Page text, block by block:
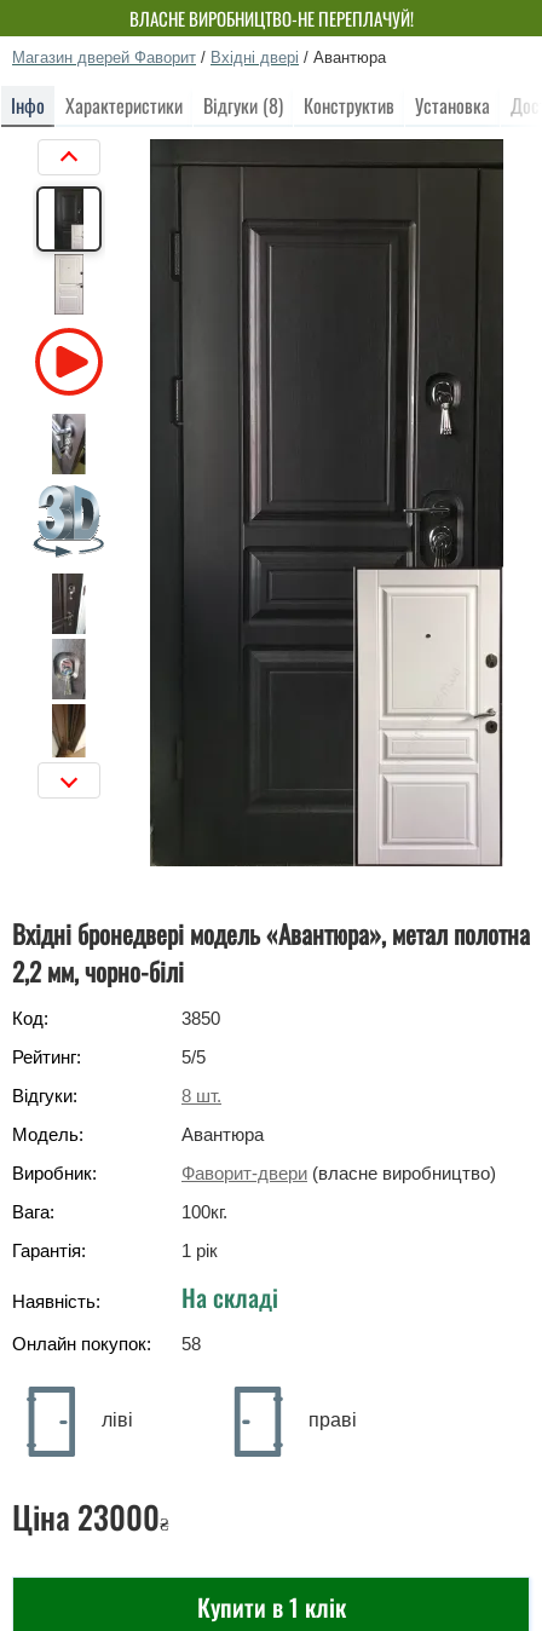
ВЛАСНЕ ВИРОБНИЦТВО-НЕ ПЕРЕПЛАЧУЙ!
Магазин дверей Фаворит / Вхідні двері / Авантюра
Інфо Характеристики Відгуки (8) Конструктив Установка
Вхідні бронедвері модель «Авантюра», метал полотна
2,2 мм, чорно-білі
Код:
3850
Рейтинг:
5/5
Відгуки:
8 шт.
Модель:
Авантюра
Виробник:
Фаворит-двери (власне виробництво)
Вага:
100кг.
Гарантія:
1 рік
Наявність: На складі
Онлайн покупок: 58
ліві праві
Ціна 23000₴
Купити в 1 клік